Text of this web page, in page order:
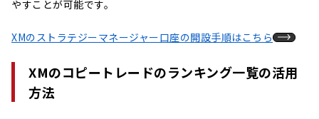
やすことが可能です。
XMのストラテジーマネージャー口座の開設手順はこちら
XMのコピートレードのランキング一覧の活用
方法